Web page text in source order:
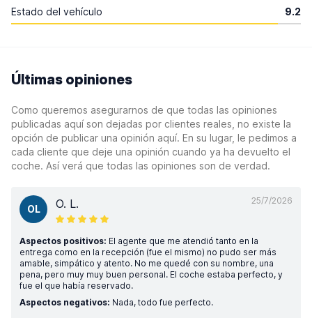
Estado del vehículo 9.2
Últimas opiniones
Como queremos asegurarnos de que todas las opiniones
publicadas aquí son dejadas por clientes reales, no existe la
opción de publicar una opinión aquí. En su lugar, le pedimos a
cada cliente que deje una opinión cuando ya ha devuelto el
coche. Así verá que todas las opiniones son de verdad.
25/7/2026
OL O. L.
Aspectos positivos: El agente que me atendió tanto en la
entrega como en la recepción (fue el mismo) no pudo ser más
amable, simpático y atento. No me quedé con su nombre, una
pena, pero muy muy buen personal. El coche estaba perfecto, y
fue el que había reservado.
Aspectos negativos: Nada, todo fue perfecto.